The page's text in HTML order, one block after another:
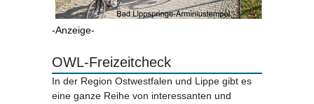
-Anzeige-
OWL-Freizeitcheck
In der Region Ostwestfalen und Lippe gibt es
eine ganze Reihe von interessanten und